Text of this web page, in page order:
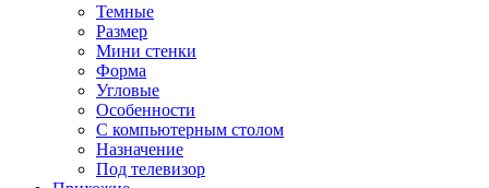
Темные
Размер
Мини стенки
Форма
Угловые
Особенности
С компьютерным столом
Назначение
Под телевизор